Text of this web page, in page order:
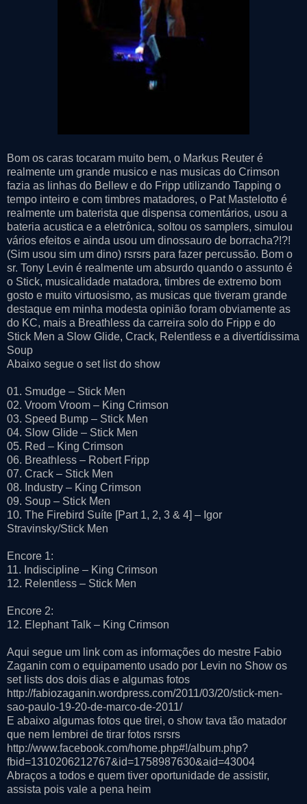
Bom os caras tocaram muito bem, o Markus Reuter é
realmente um grande musico e nas musicas do Crimson
fazia as linhas do Bellew e do Fripp utilizando Tapping o
tempo inteiro e com timbres matadores, o Pat Mastelotto é
realmente um baterista que dispensa comentários, usou a
bateria acustica e a eletrônica, soltou os samplers, simulou
vários efeitos e ainda usou um dinossauro de borracha?!?!
(Sim usou sim um dino) rsrsrs para fazer percussão. Bom o
sr. Tony Levin é realmente um absurdo quando o assunto é
o Stick, musicalidade matadora, timbres de extremo bom
gosto e muito virtuosismo, as musicas que tiveram grande
destaque em minha modesta opinião foram obviamente as
do KC, mais a Breathless da carreira solo do Fripp e do
Stick Men a Slow Glide, Crack, Relentless e a divertídissima
Soup
Abaixo segue o set list do show
01. Smudge – Stick Men
02. Vroom Vroom – King Crimson
03. Speed Bump – Stick Men
04. Slow Glide – Stick Men
05. Red – King Crimson
06. Breathless – Robert Fripp
07. Crack – Stick Men
08. Industry – King Crimson
09. Soup – Stick Men
10. The Firebird Suíte [Part 1, 2, 3 & 4] – Igor
Stravinsky/Stick Men
Encore 1:
11. Indiscipline – King Crimson
12. Relentless – Stick Men
Encore 2:
12. Elephant Talk – King Crimson
Aqui segue um link com as informações do mestre Fabio
Zaganin com o equipamento usado por Levin no Show os
set lists dos dois dias e algumas fotos
http://fabiozaganin.wordpress.com/2011/03/20/stick-men-
sao-paulo-19-20-de-marco-de-2011/
E abaixo algumas fotos que tirei, o show tava tão matador
que nem lembrei de tirar fotos rsrsrs
http://www.facebook.com/home.php#!/album.php?
fbid=1310206212767&id=1758987630&aid=43004
Abraços a todos e quem tiver oportunidade de assistir,
assista pois vale a pena heim